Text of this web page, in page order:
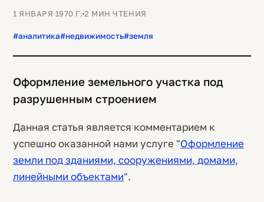
1 ЯНВАРЯ 1970 Г.2 МИН ЧТЕНИЯ
#аналитика#недвижимость#земля
Оформление земельного участка под
разрушенным строением
Данная статья является комментарием к
успешно оказанной нами услуге "Оформление
земли под зданиями, сооружениями, домами,
линейными объектами".